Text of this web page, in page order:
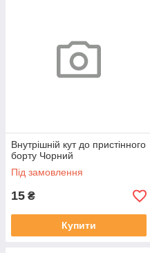
Внутрішній кут до пристінного
борту Чорний
Під замовлення
15 ₴
Купити